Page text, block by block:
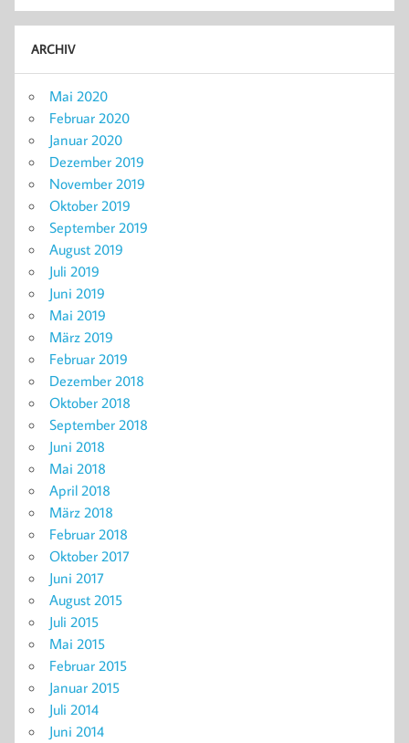
ARCHIV
Mai 2020
Februar 2020
Januar 2020
Dezember 2019
November 2019
Oktober 2019
September 2019
August 2019
Juli 2019
Juni 2019
Mai 2019
März 2019
Februar 2019
Dezember 2018
Oktober 2018
September 2018
Juni 2018
Mai 2018
April 2018
März 2018
Februar 2018
Oktober 2017
Juni 2017
August 2015
Juli 2015
Mai 2015
Februar 2015
Januar 2015
Juli 2014
Juni 2014